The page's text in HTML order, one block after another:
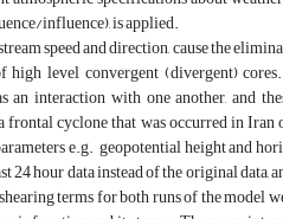
confluence/influence), is
speed and direction, cause the
level convergent (divergent)
an interaction with one another, and
frontal cyclone that was occurred in
e.g. geopotential height and
24 hour data instead of the original
terms for both runs of the model